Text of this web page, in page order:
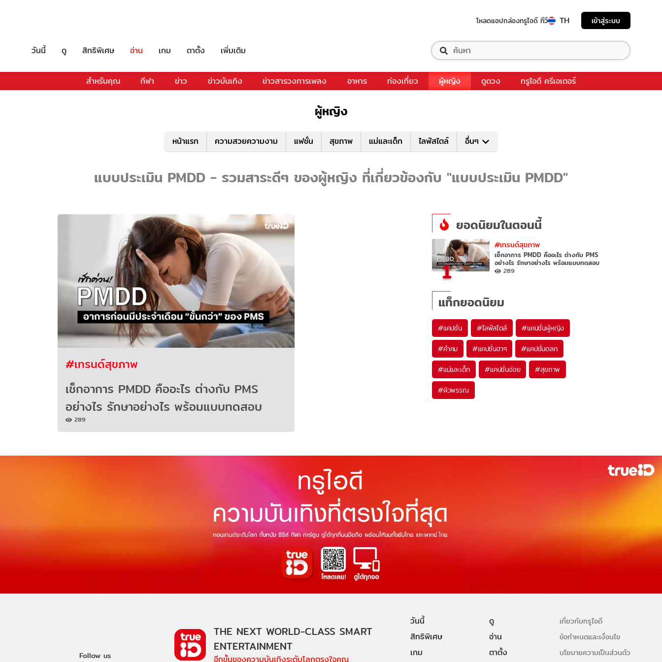
โหลดแอปกล่องทรูไอดี ทีวี TH เข้าสู่ระบบ
วันนี้ ดู สิทธิพิเศษ อ่าน เกม ตาตั้ง เพิ่มเติม
สำหรับคุณ กีฬา ข่าว ข่าวบันเทิง ข่าวสารวงการเพลง อาหาร ท่องเที่ยว ผู้หญิง ดูดวง ทรูไอดี ครีเอเตอร์
ผู้หญิง
หน้าแรก ความสวยความงาม แฟชั่น สุขภาพ แม่และเด็ก ไลฟ์สไตล์ อื่นๆ
แบบประเมิน PMDD - รวมสาระดีๆ ของผู้หญิง ที่เกี่ยวข้องกับ "แบบประเมิน PMDD"
#เทรนด์สุขภาพ
เช็กอาการ PMDD คืออะไร ต่างกับ PMS
อย่างไร รักษาอย่างไร พร้อมแบบทดสอบ
289
ยอดนิยมในตอนนี้
1
#เทรนด์สุขภาพ
เช็กอาการ PMDD คืออะไร ต่างกับ PMS
อย่างไร รักษาอย่างไร พร้อมแบบทดสอบ
289
แท็กยอดนิยม
#แคปชั่น #ไลฟ์สไตล์ #แคปชั่นผู้หญิง
#คำคม #แคปชั่นฮาๆ #แคปชั่นตลก
#แม่และเด็ก #แคปชั่นอ่อย #สุขภาพ
#ผิวพรรณ
Follow us
THE NEXT WORLD-CLASS SMART
ENTERTAINMENT
อีกขั้นของความบันเทิงระดับโลกตรงใจคุณ
วันนี้
ดู
สิทธิพิเศษ
อ่าน
เกม
ตาตั้ง
เกี่ยวกับทรูไอดี
ข้อกำหนดและเงื่อนไข
นโยบายความเป็นส่วนตัว